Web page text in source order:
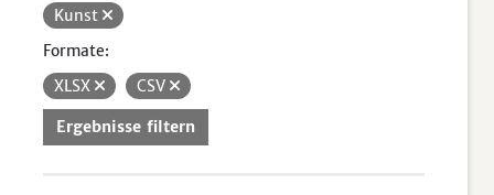
Kunst
Formate:
XLSX
CSV
Ergebnisse filtern